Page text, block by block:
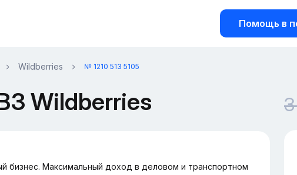
Помощь в
Wildberries № 1210 513 5105
Wildberries
бизнес. Максимальный доход в деловом и транспортном